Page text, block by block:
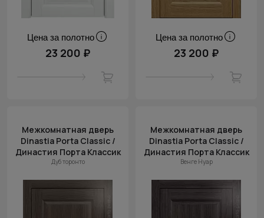
Цена за полотно
23 200 ₽
Цена за полотно
23 200 ₽
Межкомнатная дверь
Dinastia Porta Classic /
Династия Порта Классик
Дуб торонто
Межкомнатная дверь
Dinastia Porta Classic /
Династия Порта Классик
Венге Нуар